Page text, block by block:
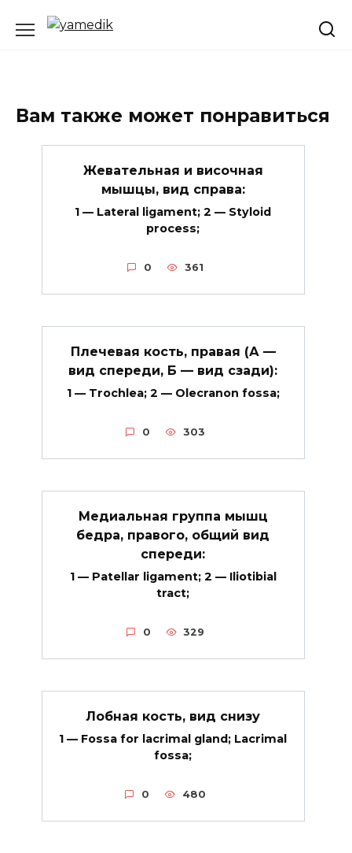
Вам также может понравиться
Жевательная и височная
мышцы, вид справа:
1 — Lateral ligament; 2 — Styloid
process;
0 361
Плечевая кость, правая (А —
вид спереди, Б — вид сзади):
1 — Trochlea; 2 — Olecranon fossa;
0 303
Медиальная группа мышц
бедра, правого, общий вид
спереди:
1 — Patellar ligament; 2 — Iliotibial
tract;
0 329
Лобная кость, вид снизу
1 — Fossa for lacrimal gland; Lacrimal
fossa;
0 480